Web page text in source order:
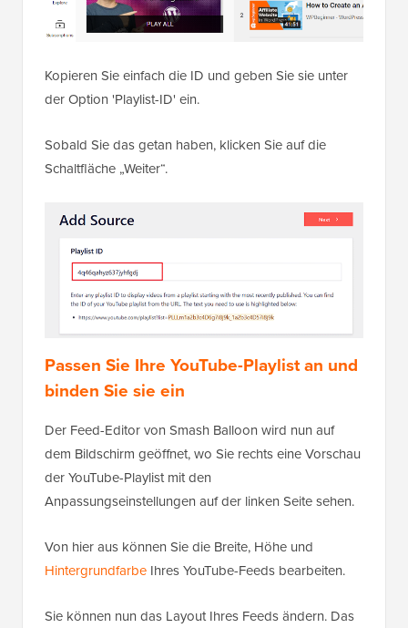
Kopieren Sie einfach die ID und geben Sie sie unter
der Option 'Playlist-ID' ein.
Sobald Sie das getan haben, klicken Sie auf die
Schaltfläche „Weiter“.
Passen Sie Ihre YouTube-Playlist an und
binden Sie sie ein
Der Feed-Editor von Smash Balloon wird nun auf
dem Bildschirm geöffnet, wo Sie rechts eine Vorschau
der YouTube-Playlist mit den
Anpassungseinstellungen auf der linken Seite sehen.
Von hier aus können Sie die Breite, Höhe und
Hintergrundfarbe Ihres YouTube-Feeds bearbeiten.
Sie können nun das Layout Ihres Feeds ändern. Das